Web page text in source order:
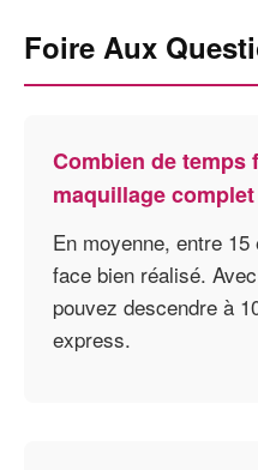
Foire Aux
Combien de temps
maquillage
En moyenne, entre
face bien réalisé.
pouvez descendre à
express.